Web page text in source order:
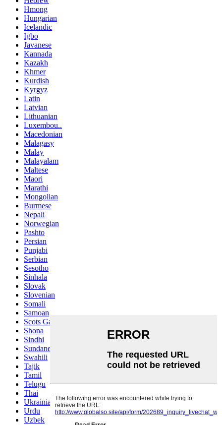
Hmong
Hungarian
Icelandic
Igbo
Javanese
Kannada
Kazakh
Khmer
Kurdish
Kyrgyz
Latin
Latvian
Lithuanian
Luxembou..
Macedonian
Malagasy
Malay
Malayalam
Maltese
Maori
Marathi
Mongolian
Burmese
Nepali
Norwegian
Pashto
Persian
Punjabi
Serbian
Sesotho
Sinhala
Slovak
Slovenian
Somali
Samoan
Scots Gaelic
Shona
Sindhi
Sundanese
Swahili
Tajik
Tamil
Telugu
Thai
Ukrainian
Urdu
Uzbek